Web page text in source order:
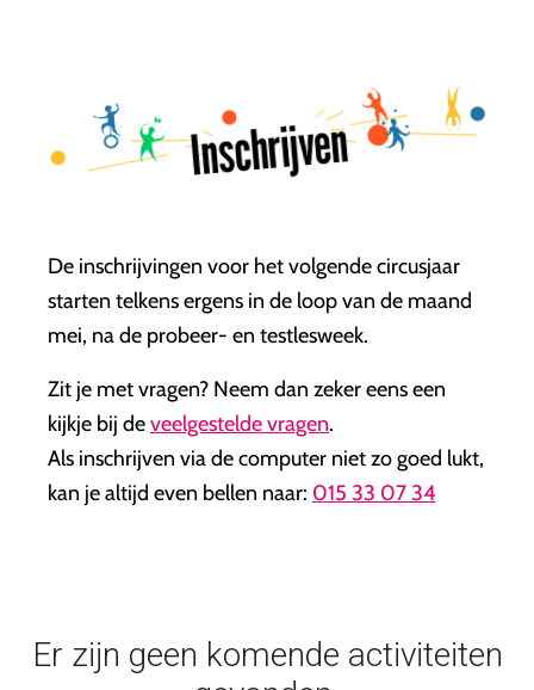
Inschrijven
De inschrijvingen voor het volgende circusjaar
starten telkens ergens in de loop van de maand
mei, na de probeer- en testlesweek.
Zit je met vragen? Neem dan zeker eens een
kijkje bij deveelgestelde vragen.
Als inschrijven via de computer niet zo goed lukt,
kan je altijd even bellen naar: 015 33 07 34